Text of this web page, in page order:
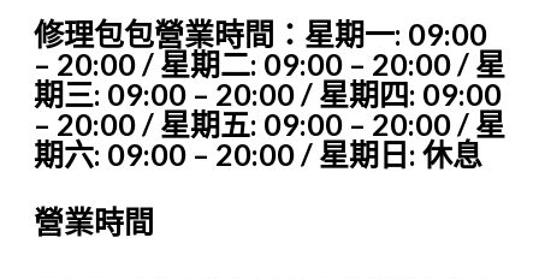
修理包包營業時間：星期一: 09:00
– 20:00 / 星期二: 09:00 – 20:00 / 星
期三: 09:00 – 20:00 / 星期四: 09:00
– 20:00 / 星期五: 09:00 – 20:00 / 星
期六: 09:00 – 20:00 / 星期日: 休息
營業時間